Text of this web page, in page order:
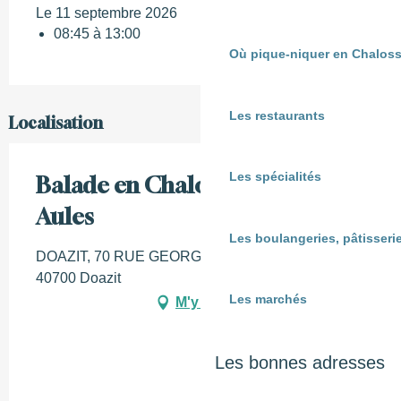
Où pique-niquer en
Les restaurants
Les spécialités
Les boulangeries,
Les marchés
Les bonnes adresses
Le 11 septembre 2026
08:45 à 13:00
Localisation
Balade en Chalose de Brocas à
Aules
DOAZIT, 70 RUE GEORGES CLEMENCEAU,
40700 Doazit
M'y rendre